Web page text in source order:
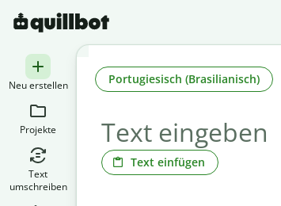
Neu erstellen
Projekte
Text
umschreiben
Text einfügen
Portugiesisch (Brasilianisch)